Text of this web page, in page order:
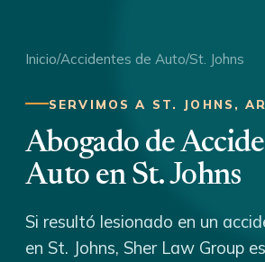
Inicio/Accidentes de Auto/St. Johns
SERVIMOS A ST. JOHNS,
Abogado de
Auto en St. Johns
Si resultó lesionado en un
en St. Johns, Sher Law Group